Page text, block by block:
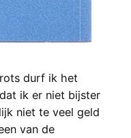
durf ik het
ik er niet bijster
niet te veel geld
van de